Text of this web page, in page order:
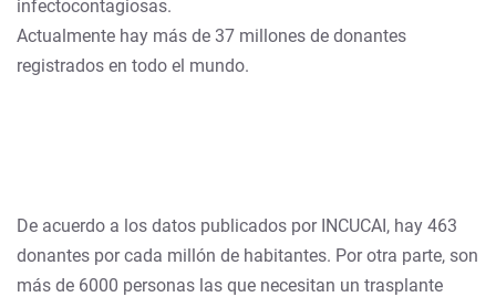
infectocontagiosas.
Actualmente hay más de 37 millones de donantes
registrados en todo el mundo.
De acuerdo a los datos publicados por INCUCAI, hay 463
donantes por cada millón de habitantes. Por otra parte, son
más de 6000 personas las que necesitan un trasplante